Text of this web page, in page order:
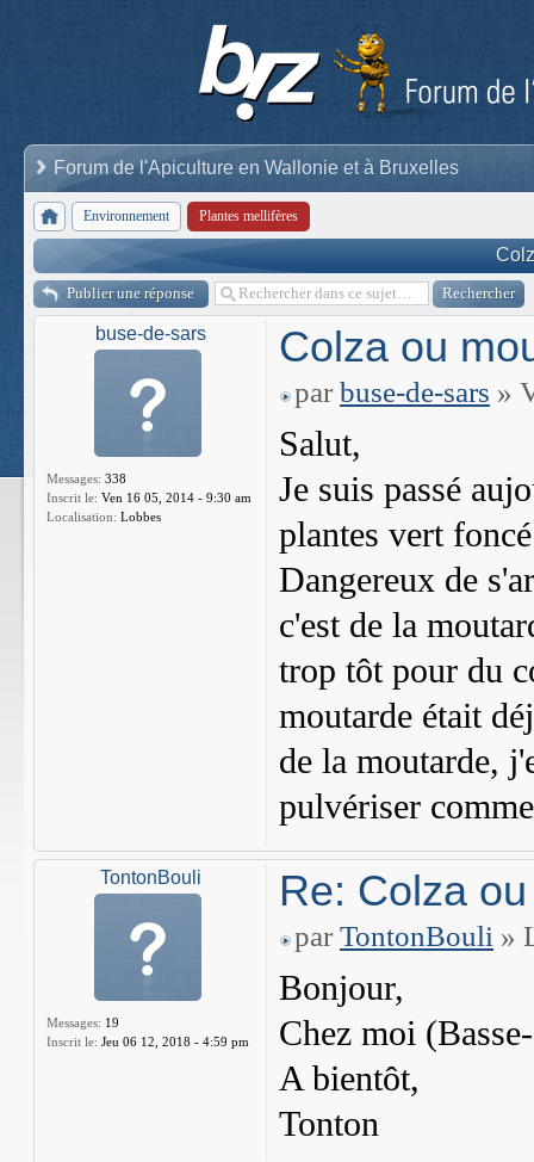
Forum de l'Apiculture en Wallonie et à Bruxelles
Environnement Plantes mellifères
Publier une réponse
buse-de-sars
Messages: 338
Inscrit le: Ven 16 05, 2014 - 9:30 am
Localisation: Lobbes
Colza ou
par buse-de-sars »
Salut,
Je suis passé
plantes vert
Dangereux de
c'est de la
trop tôt pour du
moutarde était
de la moutarde,
pulvériser
TontonBouli
Messages: 19
Inscrit le: Jeu 06 12, 2018 - 4:59 pm
Re: Colza
par TontonBouli »
Bonjour,
Chez moi
A bientôt,
Tonton